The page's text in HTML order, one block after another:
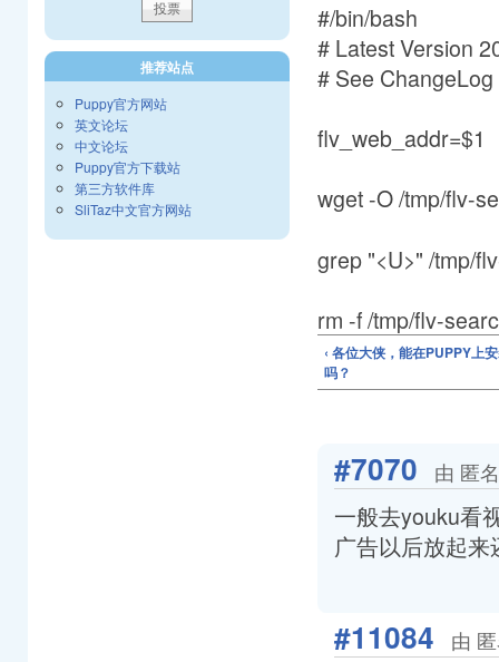
#/bin/bash
# Latest Version
# See
flv_web_addr=$1
wget -O /tmp/flv-
grep "<U>" /tmp/
rm -f /tmp/flv-
‹ 各位大侠，能在PUPPY上
吗？
#7070 由 匿
一般去youku看
广告以后放起
#11084 由
推荐站点
Puppy官方网站
英文论坛
中文论坛
Puppy官方下载站
第三方软件库
SliTaz中文官方网站